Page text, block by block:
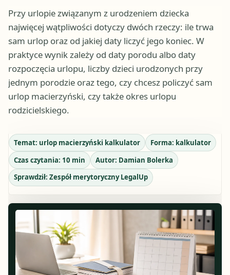
Przy urlopie związanym z urodzeniem dziecka
najwięcej wątpliwości dotyczy dwóch rzeczy: ile trwa
sam urlop oraz od jakiej daty liczyć jego koniec. W
praktyce wynik zależy od daty porodu albo daty
rozpoczęcia urlopu, liczby dzieci urodzonych przy
jednym porodzie oraz tego, czy chcesz policzyć sam
urlop macierzyński, czy także okres urlopu
rodzicielskiego.
Temat: urlop macierzyński kalkulator Forma: kalkulator
Czas czytania: 10 min Autor: Damian Bolerka
Sprawdził: Zespół merytoryczny LegalUp